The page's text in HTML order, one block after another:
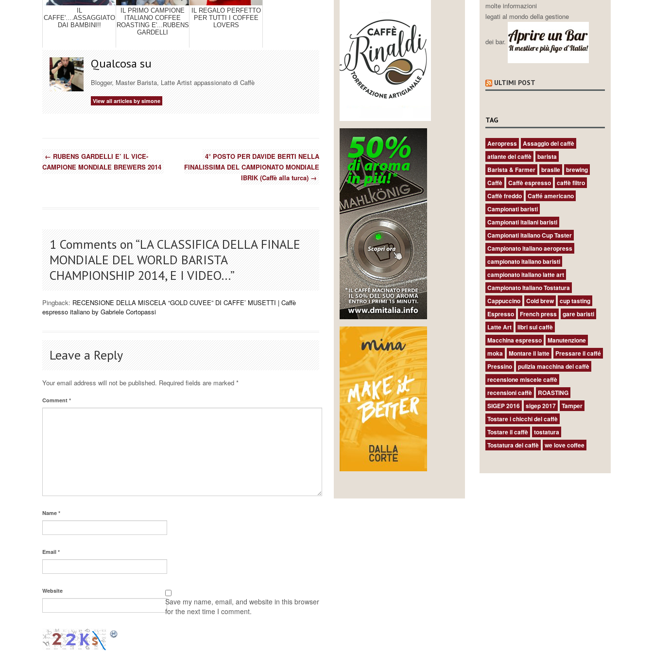
IL
CAFFE'....ASSAGGIATO
DAI BAMBINI!!
IL PRIMO CAMPIONE
ITALIANO COFFEE
ROASTING E'...RUBENS
GARDELLI
IL REGALO PERFETTO
PER TUTTI I COFFEE
LOVERS
Qualcosa su
Blogger, Master Barista, Latte Artist appassionato di Caffè
View all articles by simone
←RUBENS GARDELLI E’ IL VICE-
CAMPIONE MONDIALE BREWERS 2014
4° POSTO PER DAVIDE BERTI NELLA
FINALISSIMA DEL CAMPIONATO MONDIALE
IBRIK (Caffè alla turca)→
1 Comments on “LA CLASSIFICA DELLA FINALE
MONDIALE DEL WORLD BARISTA
CHAMPIONSHIP 2014, E I VIDEO…”
Pingback: RECENSIONE DELLA MISCELA “GOLD CUVEE” DI CAFFE’ MUSETTI | Caffè
espresso italiano by Gabriele Cortopassi
Leave a Reply
Your email address will not be published. Required fields are marked *
Comment *
Name *
Email *
Website
Save my name, email, and website in this browser
for the next time I comment.
molte informazioni
legati al mondo della gestione
dei bar.
ULTIMI POST
TAG
Aeropress
Assaggio del caffè
atlante del caffè
barista
Barista & Farmer
brasile
brewing
Caffè
Caffè espresso
caffè filtro
Caffè freddo
Caffé americano
Campionati baristi
Campionati italiani baristi
Campionati italiano Cup Taster
Campionato italiano aeropress
campionato italiano baristi
campionato italiano latte art
Campionato Italiano Tostatura
Cappuccino
Cold brew
cup tasting
Espresso
French press
gare baristi
Latte Art
libri sul caffè
Macchina espresso
Manutenzione
moka
Montare il latte
Pressare il caffé
Pressino
pulizia macchina del caffè
recensione miscele caffè
recensioni caffè
ROASTING
SIGEP 2016
sigep 2017
Tamper
Tostare i chicchi del caffè
Tostare il caffè
tostatura
Tostatura del caffè
we love coffee